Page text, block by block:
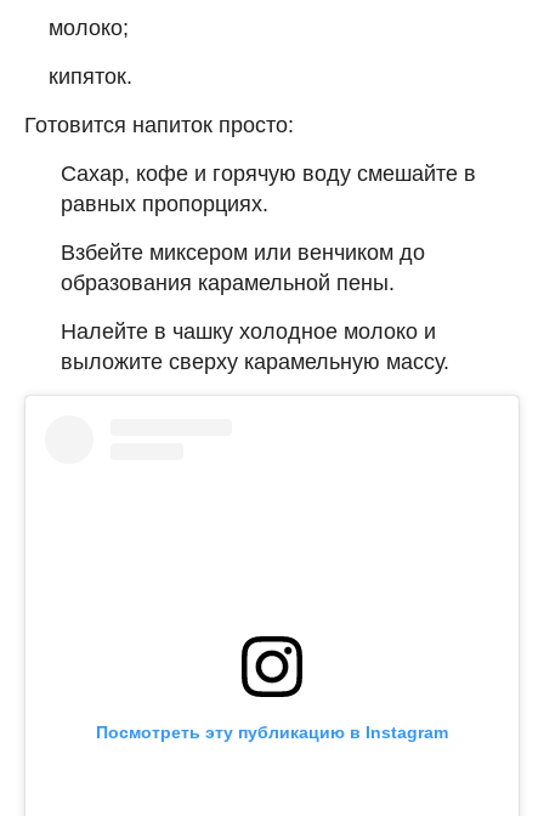
молоко;
кипяток.
Готовится напиток просто:
Сахар, кофе и горячую воду смешайте в
равных пропорциях.
Взбейте миксером или венчиком до
образования карамельной пены.
Налейте в чашку холодное молоко и
выложите сверху карамельную массу.
Посмотреть эту публикацию в Instagram